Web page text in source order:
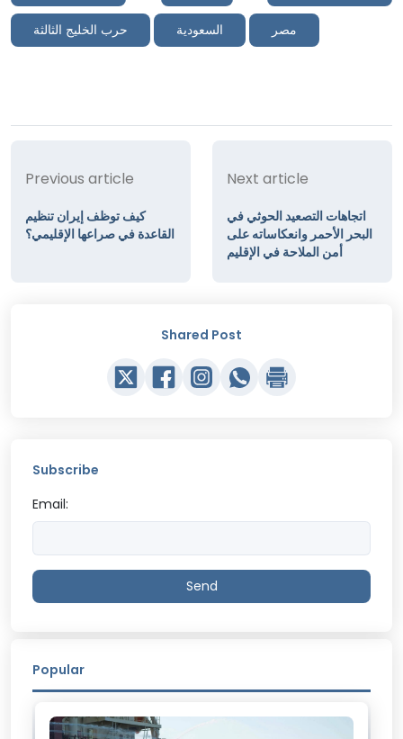
حرب الخليج الثالثة السعودية مصر
Previous article
كيف توظف إيران تنظيم
القاعدة في صراعها الإقليمي؟
Next article
اتجاهات التصعيد الحوثي في
البحر الأحمر وانعكاساته على
أمن الملاحة في الإقليم
Shared Post
Subscribe
Email:
Send
Popular